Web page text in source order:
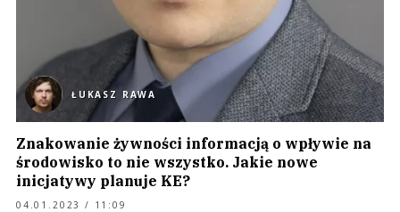
ŁUKASZ RAWA
Znakowanie żywności informacją o wpływie na
środowisko to nie wszystko. Jakie nowe
inicjatywy planuje KE?
04.01.2023 / 11:09